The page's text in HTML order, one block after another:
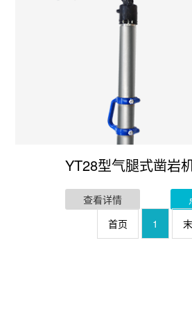
YT28型气腿式凿岩
查看详情
首页
1